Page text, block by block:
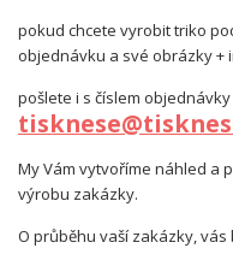
pokud chcete vyrobit triko
objednávku a své obrázky +
pošlete i s číslem
My Vám vytvoříme náhled a
výrobu zakázky.
O průběhu vaší zakázky,